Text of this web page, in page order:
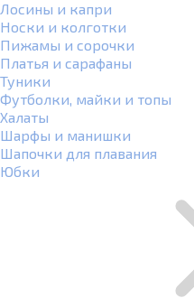
Лосины и капри
Носки и колготки
Пижамы и сорочки
Платья и сарафаны
Туники
Футболки, майки и топы
Халаты
Шарфы и манишки
Шапочки для плавания
Юбки